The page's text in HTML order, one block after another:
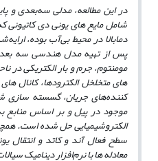
در این مطالعه، مدلی سه‌بعدی و
شامل مایع­ های یونی دی
دمابالا در محیط بی‌آب بوده،
پس از تهیه مدل هندسیسه­
مومنتوم، جرم و بار الکتریکی در
های متخلخل الکترودها، کانال­
کننده‌های جریان، گسسته سازی
موجود در پیل و بر اساس
الکتروشیمیایی حل شده است.
سطح فعال آند و کاتد و انتقال
معادله ­ها با نرم‌افزار دینامیک